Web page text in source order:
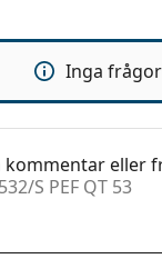
Enligt mode
532/S PEF QT 53
Inga frågor
kommentar eller
532/S PEF QT 53